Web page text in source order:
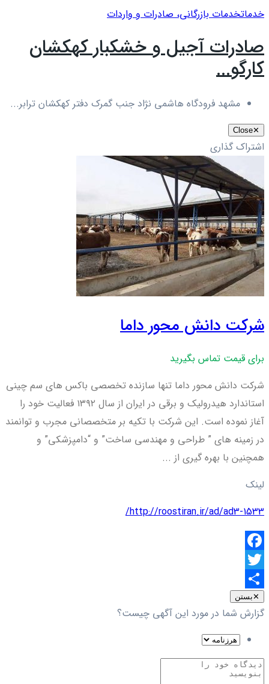
خدماتخدمات بازرگانی، صادرات و واردات
صادرات آجیل و خشکبار کهکشان
کارگو...
مشهد فرودگاه هاشمی نژاد جنب گمرک دفتر کهکشان ترابر...
✕
Close
اشتراک گذاری
شرکت دانش محور داما
برای قیمت تماس بگیرید
شرکت دانش محور داما تنها سازنده تخصصی باکس های سم چینی
استاندارد هیدرولیک و برقی در ایران از سال ۱۳۹۲ فعالیت خود را
آغاز نموده است. این شرکت با تکیه بر متخصصانی مجرب و توانمند
در زمینه های ” طراحی و مهندسی ساخت” و “دامپزشکی” و
همچنین با بهره گیری از ...
لینک
http://roostiran.ir/ad/ad3-1533/
Facebook
Twitter
اشتراک
گذاری
✕بستن
گزارش شما در مورد این آگهی چیست؟